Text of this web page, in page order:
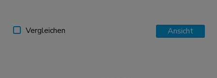
Vergleichen Ansicht